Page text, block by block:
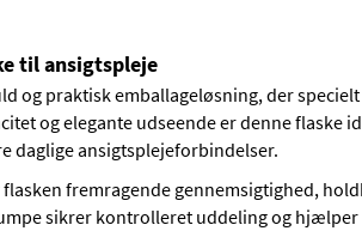
til ansigtspleje
og praktisk emballageløsning, der
og elegante udseende er denne flaske
daglige ansigtsplejeforbindelser.
fremragende gennemsigtighed,
sikrer kontrolleret uddeling og